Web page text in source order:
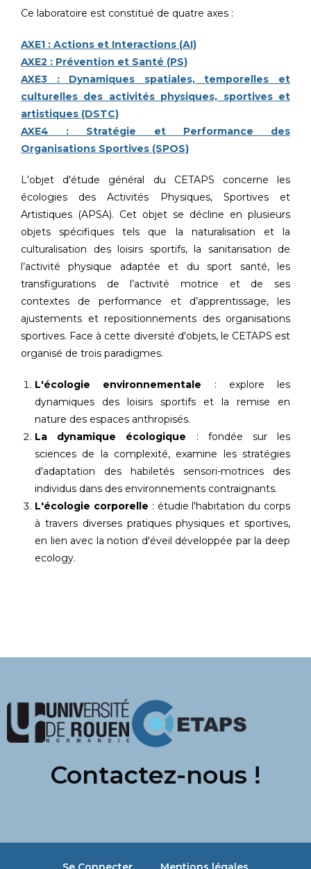
Ce laboratoire est constitué de quatre axes :
AXE1 : Actions et Interactions (AI)
AXE2 : Prévention et Santé (PS)
AXE3 : Dynamiques spatiales, temporelles et
culturelles des activités physiques, sportives et
artistiques (DSTC)
AXE4 : Stratégie et Performance des
Organisations Sportives (SPOS)
L'objet d'étude général du CETAPS concerne les
écologies des Activités Physiques, Sportives et
Artistiques (APSA). Cet objet se décline en plusieurs
objets spécifiques tels que la naturalisation et la
culturalisation des loisirs sportifs, la sanitarisation de
l’activité physique adaptée et du sport santé, les
transfigurations de l’activité motrice et de ses
contextes de performance et d’apprentissage, les
ajustements et repositionnements des organisations
sportives. Face à cette diversité d'objets, le CETAPS est
organisé de trois paradigmes.
L'écologie environnementale : explore les
dynamiques des loisirs sportifs et la remise en
nature des espaces anthropisés.
La dynamique écologique : fondée sur les
sciences de la complexité, examine les stratégies
d'adaptation des habiletés sensori-motrices des
individus dans des environnements contraignants.
L'écologie corporelle : étudie l'habitation du corps
à travers diverses pratiques physiques et sportives,
en lien avec la notion d'éveil développée par la deep
ecology.
Contactez-nous !